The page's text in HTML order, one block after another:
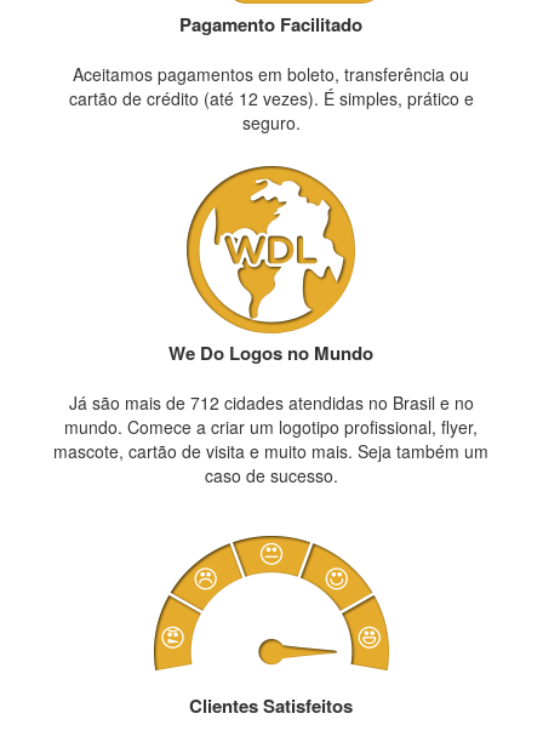
Pagamento Facilitado
Aceitamos pagamentos em boleto, transferência ou
cartão de crédito (até 12 vezes). É simples, prático e
seguro.
We Do Logos no Mundo
Já são mais de 712 cidades atendidas no Brasil e no
mundo. Comece a criar um logotipo profissional, flyer,
mascote, cartão de visita e muito mais. Seja também um
caso de sucesso.
Clientes Satisfeitos